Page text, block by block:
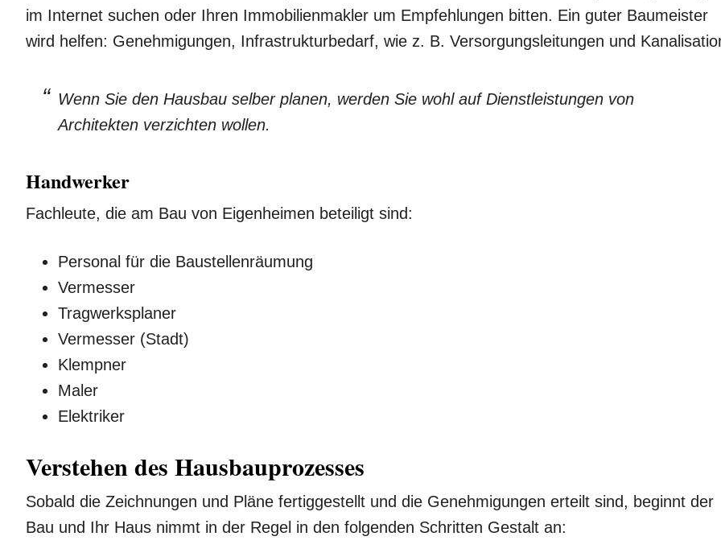
im Internet suchen oder Ihren Immobilienmakler um Empfehlungen bitten. Ein guter Baumeister
wird helfen: Genehmigungen, Infrastrukturbedarf, wie z. B. Versorgungsleitungen und
Wenn Sie den Hausbau selber planen, werden Sie wohl auf Dienstleistungen von
Architekten verzichten wollen.
Handwerker
Fachleute, die am Bau von Eigenheimen beteiligt sind:
Personal für die Baustellenräumung
Vermesser
Tragwerksplaner
Vermesser (Stadt)
Klempner
Maler
Elektriker
Verstehen des Hausbauprozesses
Sobald die Zeichnungen und Pläne fertiggestellt und die Genehmigungen erteilt sind, beginnt der
Bau und Ihr Haus nimmt in der Regel in den folgenden Schritten Gestalt an: